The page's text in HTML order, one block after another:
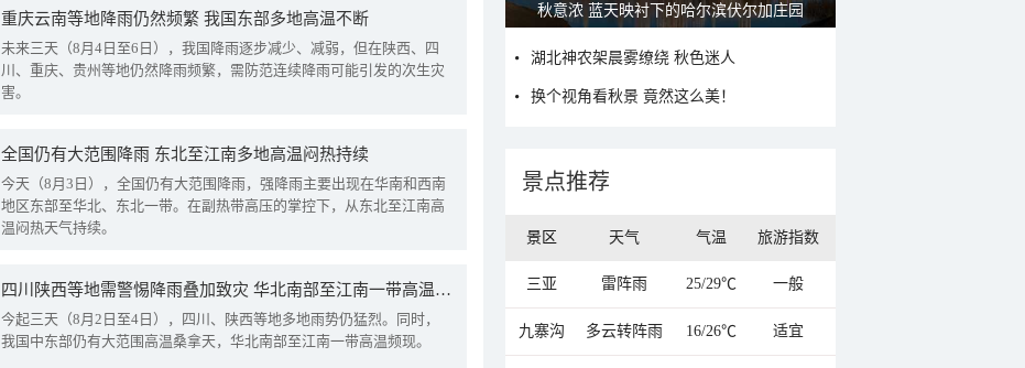
重庆云南等地降雨仍然频繁 我国东部多地高温不断
未来三天（8月4日至6日），我国降雨逐步减少、减弱，但在陕西、四
川、重庆、贵州等地仍然降雨频繁，需防范连续降雨可能引发的次生灾
害。
全国仍有大范围降雨 东北至江南多地高温闷热持续
今天（8月3日），全国仍有大范围降雨，强降雨主要出现在华南和西南
地区东部至华北、东北一带。在副热带高压的掌控下，从东北至江南高
温闷热天气持续。
四川陕西等地需警惕降雨叠加致灾 华北南部至江南一带高温频现
今起三天（8月2日至4日），四川、陕西等地多地雨势仍猛烈。同时，
我国中东部仍有大范围高温桑拿天，华北南部至江南一带高温频现。
秋意浓 蓝天映衬下的哈尔滨伏尔加庄园
湖北神农架晨雾缭绕 秋色迷人
换个视角看秋景 竟然这么美！
景点推荐
景区 天气 气温 旅游指数
三亚 雷阵雨 25/29℃ 一般
九寨沟 多云转阵雨 16/26℃ 适宜